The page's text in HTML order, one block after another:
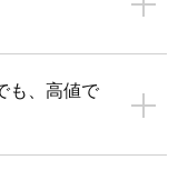
も、高値で